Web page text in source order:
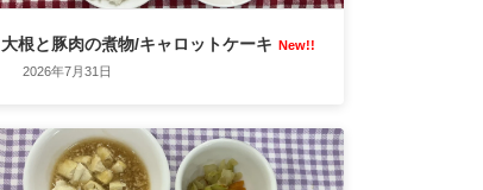
大根と豚肉の煮物/キャロットケーキ New!!
2026年7月31日